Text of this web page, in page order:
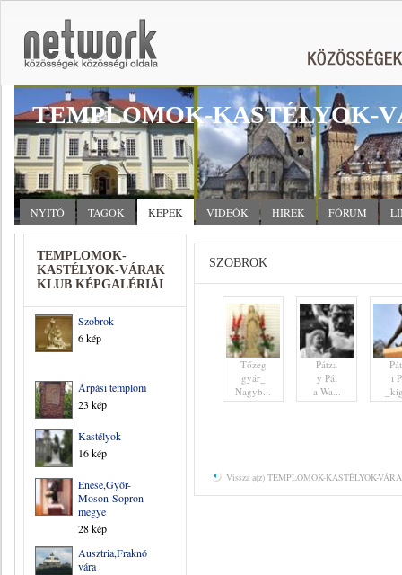
TEMPLOMOK-KASTÉLYOK-
NYITÓ TAGOK KÉPEK VIDEÓK HÍREK FÓRUM
TEMPLOMOK-
KASTÉLYOK-VÁRAK
KLUB KÉPGALÉRIÁI
Szobrok
6 kép
Árpási templom
23 kép
Kastélyok
16 kép
Enese,Győr-
Moson-Sopron
megye
28 kép
Ausztria,Fraknó
vára
SZOBROK
Tőzeg
gyár_
Nagyb...
Pátza
y Pál
a Wa...
i
Vissza a(z) TEMPLOMOK-KASTÉLYOK-